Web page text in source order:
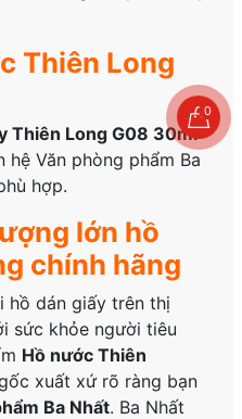
Thiên Long
Thiên Long G08 30ml
Văn phòng phẩm Ba
hợp.
lớn hồ
chính hãng
hồ dán giấy trên thị
sức khỏe người tiêu
Hồ nước Thiên
xuất xứ rõ ràng bạn
Ba Nhất. Ba Nhất
0